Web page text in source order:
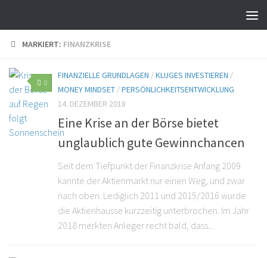
MARKIERT: FINANZKRISE
0
FINANZIELLE GRUNDLAGEN /KLUGES INVESTIEREN /
MONEY MINDSET /PERSÖNLICHKEITSENTWICKLUNG
14. DEZEMBER 2018
Eine Krise an der Börse bietet
unglaublich gute Gewinnchancen
Seit dem Tiefpunkt der Finanzkrise Anfang 2009
kannte der Aktienmarkt nur einen Weg, und zwar
nach oben. Lediglich 2011 und 2015/2016 wurde
die Aktienhausse kurzzeitig unterbrochen. Im Jahr
2018 merkten Anleger recht bald, dass...